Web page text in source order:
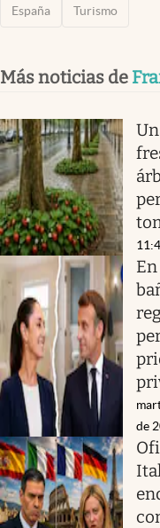
España Turismo
Más noticias de
de